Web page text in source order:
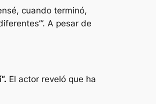
cuando terminó,
A pesar de
“. El actor reveló que ha